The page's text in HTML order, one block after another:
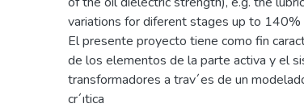
variations for diferent stages up to 140%
El presente proyecto tiene como fin
de los elementos de la parte activa y el
transformadores a trav´es de un
cr´ıtica